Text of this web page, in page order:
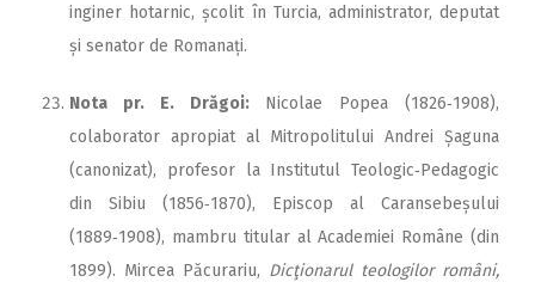
inginer hotarnic, școlit în Turcia, administrator, deputat
și senator de Romanați.
Nota pr. E. Drăgoi: Nicolae Popea (1826‑1908),
colaborator apropiat al Mitropolitului Andrei Șaguna
(canonizat), profesor la Institutul Teologic‑Pedagogic
din Sibiu (1856‑1870), Episcop al Caransebeșului
(1889‑1908), mambru titular al Academiei Române (din
1899). Mircea Păcurariu, Dicţionarul teologilor români,